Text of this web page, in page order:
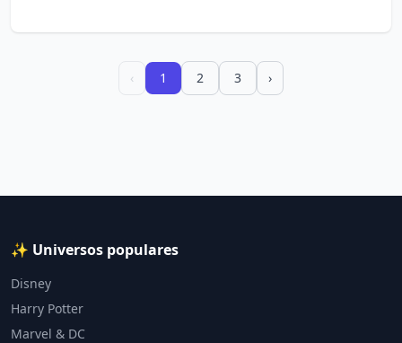
‹ 1 2 3 ›
✨ Universos populares
Disney
Harry Potter
Marvel & DC